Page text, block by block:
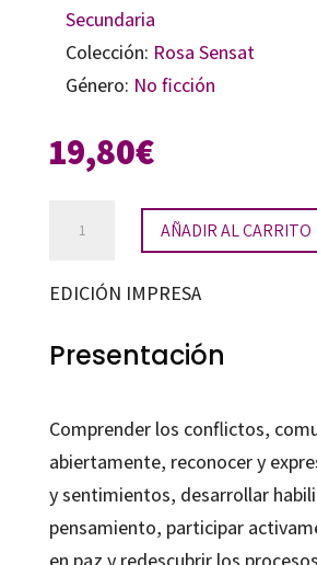
Secundaria
Colección: Rosa Sensat
Género: No ficción
19,80€
mediación
cantidad
AÑADIR AL CARRITO
EDICIÓN IMPRESA
Presentación
Comprender los conflictos,
abiertamente, reconocer y
y sentimientos, desarrollar
pensamiento, participar
en paz y redescubrir los